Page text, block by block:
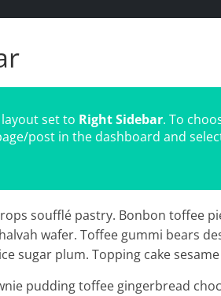
set to Right Sidebar. To
post in the dashboard and
soufflé pastry. Bonbon toffee
wafer. Toffee gummi bears
sugar plum. Topping cake
pudding toffee gingerbread